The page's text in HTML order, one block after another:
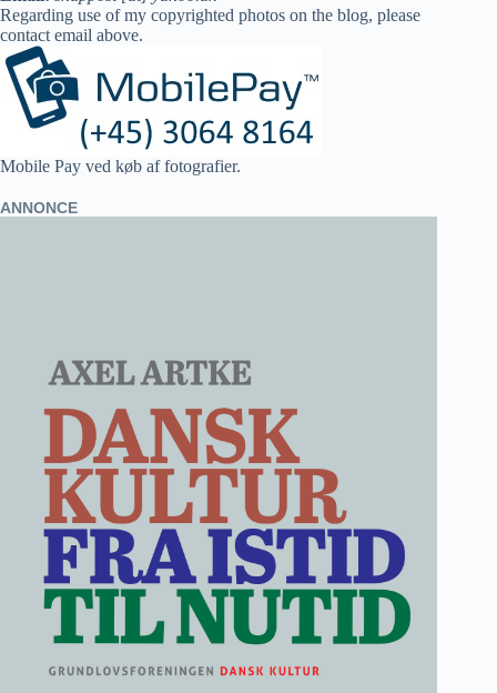
Regarding use of my copyrighted photos on the blog, please
contact email above.
Mobile Pay ved køb af fotografier.
ANNONCE